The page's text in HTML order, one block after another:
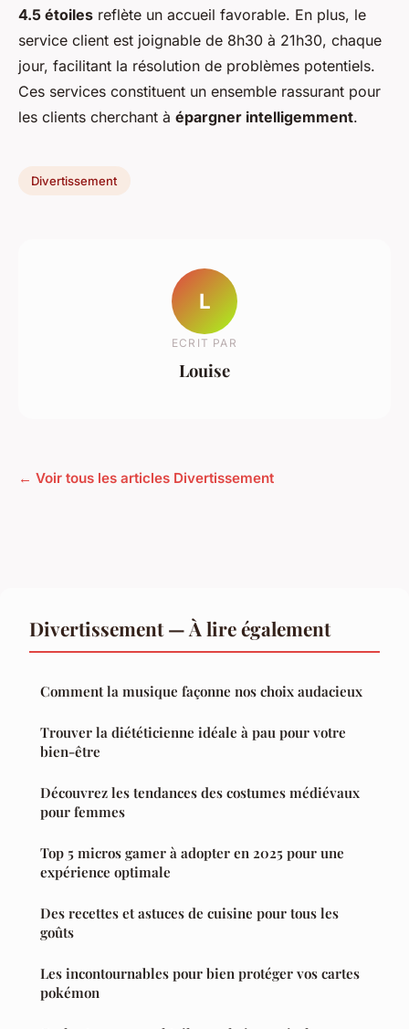
4.5 étoiles reflète un accueil favorable. En plus, le
service client est joignable de 8h30 à 21h30, chaque
jour, facilitant la résolution de problèmes potentiels.
Ces services constituent un ensemble rassurant pour
les clients cherchant à épargner intelligemment.
Divertissement
L
ECRIT PAR
Louise
← Voir tous les articles Divertissement
Divertissement — À lire également
Comment la musique façonne nos choix audacieux
Trouver la diététicienne idéale à pau pour votre
bien-être
Découvrez les tendances des costumes médiévaux
pour femmes
Top 5 micros gamer à adopter en 2025 pour une
expérience optimale
Des recettes et astuces de cuisine pour tous les
goûts
Les incontournables pour bien protéger vos cartes
pokémon